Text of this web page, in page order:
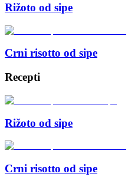
Rižoto od sipe
Crni risotto od sipe
Recepti
Rižoto od sipe
Crni risotto od sipe